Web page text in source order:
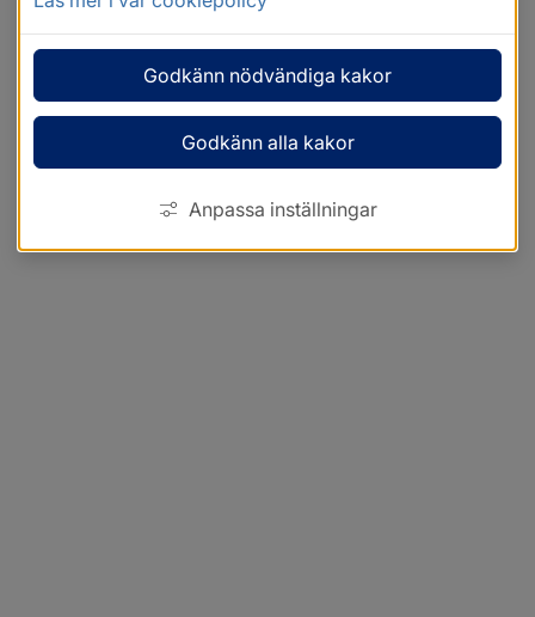
Godkänn nödvändiga kakor
Godkänn alla kakor
Anpassa inställningar